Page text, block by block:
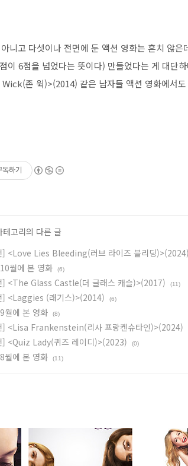
니고 다섯이나 전면에 둔 액션 영화는 흔치 않
이 6점을 넘었다는 뜻이다) 만들었다는 게 대단
존 윅)>(2014) 같은 남자들 액션 영화에서
독하기
테고리의 다른 글
] <Love Lies Bleeding(러브 라이즈 블리딩)>(2024)
월에 본 영화 (6)
] <The Glass Castle(더 글래스 캐슬)>(2017) (11)
] <Laggies (래기스)>(2014) (6)
월에 본 영화 (8)
] <Lisa Frankenstein(리사 프랑켄슈타인)>(2024)
] <Quiz Lady(퀴즈 레이디)>(2023) (0)
월에 본 영화 (11)